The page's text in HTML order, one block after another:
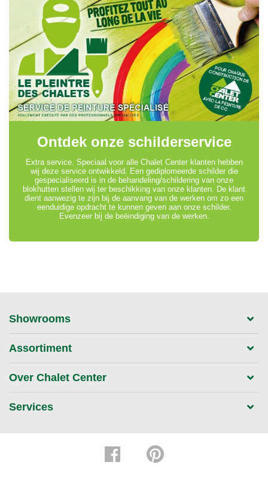
Ontdek onze schilderservice
Extra service. Speciaal voor alle Chalet Center klanten hebben
wij deze service ontwikkeld. Een gediplomeerde schilder die
gespecialiseerd is in de behandeling/schildering van onze
blokhutten stellen wij ter beschikking van onze klanten. De klant
dient aanwezig te zijn bij de aanvang van de werken om zo een
eenduidige opdracht te kunnen geven aan onze schilder.
Evenzeer bij de beëindiging van de werken.
Showrooms
Assortiment
Over Chalet Center
Services